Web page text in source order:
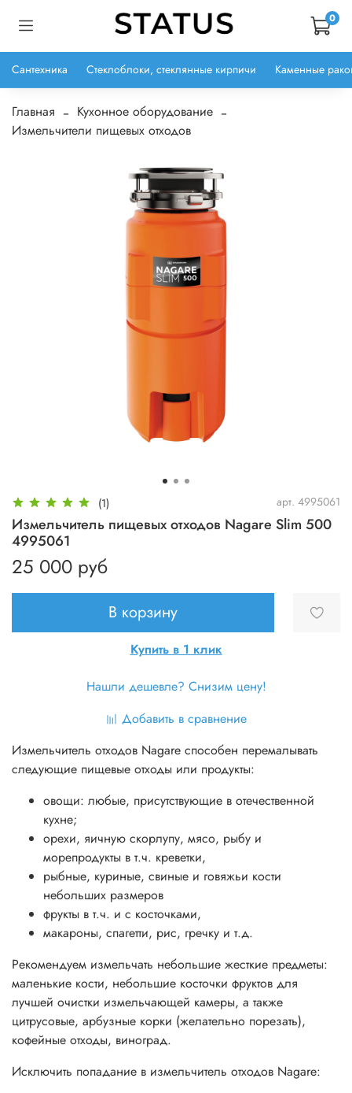
0
Сантехника Стеклоблоки, стеклянные кирпичи Каменные
Главная
Кухонное оборудование
Измельчители пищевых отходов
(1) арт. 4995061
Измельчитель пищевых отходов Nagare Slim 500
4995061
25 000 руб
В корзину
Купить в 1 клик
Нашли дешевле? Снизим цену!
Добавить в сравнение
Измельчитель отходов Nagare способен перемалывать
следующие пищевые отходы или продукты:
овощи: любые, присутствующие в отечественной
кухне;
орехи, яичную скорлупу, мясо, рыбу и
морепродукты в т.ч. креветки,
рыбные, куриные, свиные и говяжьи кости
небольших размеров
фрукты в т.ч. и с косточками,
макароны, спагетти, рис, гречку и т.д.
Рекомендуем измельчать небольшие жесткие предметы:
маленькие кости, небольшие косточки фруктов для
лучшей очистки измельчающей камеры, а также
цитрусовые, арбузные корки (желательно порезать),
кофейные отходы, виноград.
Исключить попадание в измельчитель отходов Nagare: